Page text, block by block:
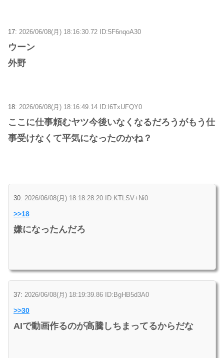
17: 2026/06/08(月) 18:16:30.72 ID:5F6nqoA30
ウーン
外野
18: 2026/06/08(月) 18:16:49.14 ID:l6TxUFQY0
ここに仕事頼むヤツ今後いなくなるだろうがもう仕
事受けなくて平気になったのかね？
30: 2026/06/08(月) 18:18:28.20 ID:KTLSV+Ni0
>>18
嫌になったんだろ
37: 2026/06/08(月) 18:19:39.86 ID:BgHB5d3A0
>>30
AIで動画作るのが高騰しちまってるからだな